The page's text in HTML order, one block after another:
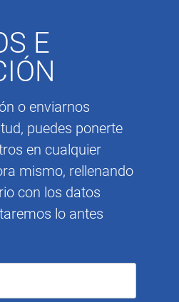
E
o enviarnos
puedes ponerte
en cualquier
mismo, rellenando
con los datos
lo antes